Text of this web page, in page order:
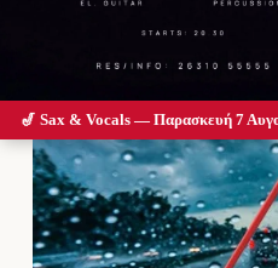
🎷 Sax & Vocals — Παρασκευή 7